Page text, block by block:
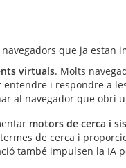
que ja estan
virtuals. Molts
i respondre a
al navegador que obri
motors de cerca i
de cerca i
també impulsen la